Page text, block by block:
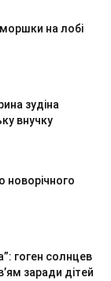
на лобі
зудіна
внучку
новорічного
гоген солнцев
заради дітей